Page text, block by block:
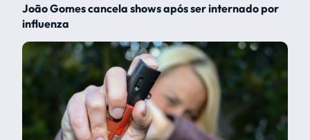
João Gomes cancela shows após ser internado por
influenza